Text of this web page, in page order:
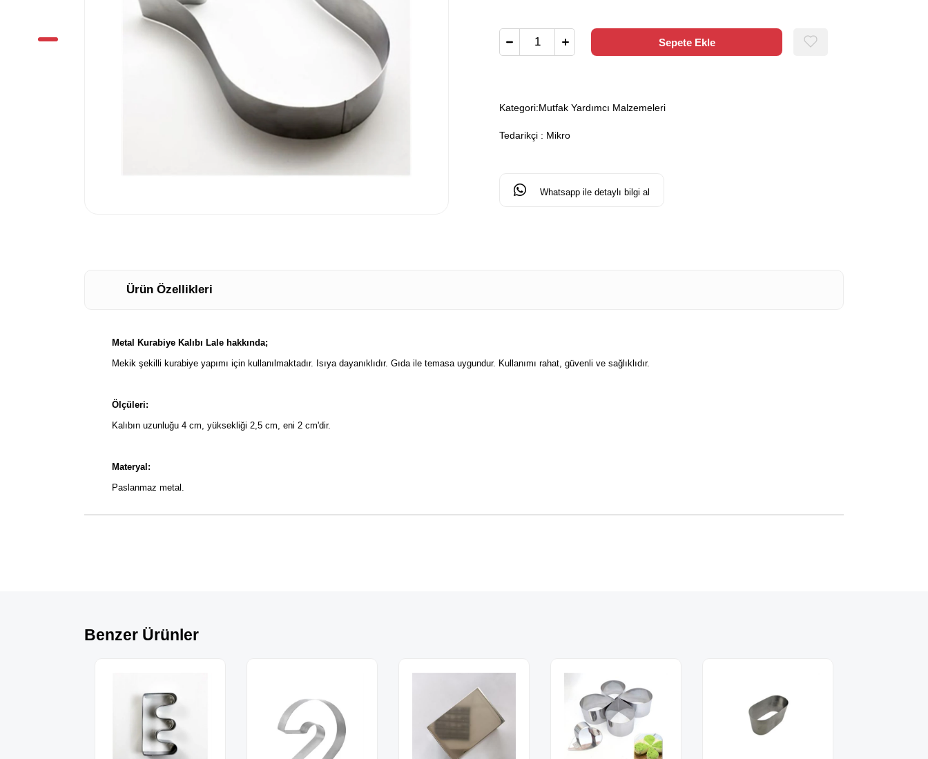
Kategori:Mutfak Yardımcı Malzemeleri
Tedarikçi : Mikro
Whatsapp ile detaylı bilgi al
Ürün Özellikleri
Metal Kurabiye Kalıbı Lale hakkında;
Mekik şekilli kurabiye yapımı için kullanılmaktadır. Isıya dayanıklıdır. Gıda ile temasa uygundur. Kullanımı rahat, güvenli ve sağlıklıdır.
Ölçüleri:
Kalıbın uzunluğu 4 cm, yüksekliği 2,5 cm, eni 2 cm'dir.
Materyal:
Paslanmaz metal.
Benzer Ürünler